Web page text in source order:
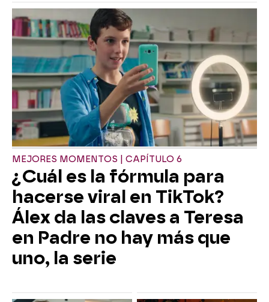
MEJORES MOMENTOS | CAPÍTULO 6
¿Cuál es la fórmula para
hacerse viral en TikTok?
Álex da las claves a Teresa
en Padre no hay más que
uno, la serie